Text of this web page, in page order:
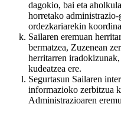
dagokio, bai eta
horretako
ordezkariarekin
Sailaren eremuan
bermatzea, Zuzenean
herritarren
kudeatzea ere.
Segurtasun Sailaren
informazioko zerbitzua
Administrazioaren